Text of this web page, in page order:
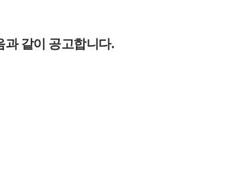
과 같이 공고합니다.